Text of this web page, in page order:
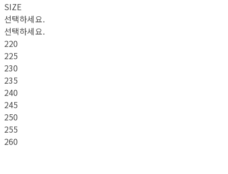
SIZE
선택하세요.
선택하세요.
220
225
230
235
240
245
250
255
260